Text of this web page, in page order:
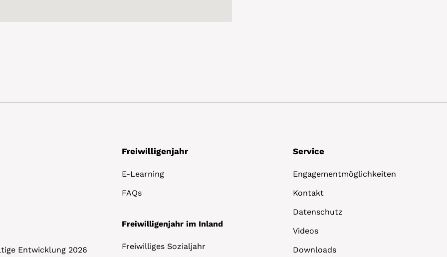
Entwicklung 2026
Freiwilligenjahr
E-Learning
FAQs
Freiwilligenjahr im Inland
Freiwilliges Sozialjahr
Service
Engagementmöglichkeiten
Kontakt
Datenschutz
Videos
Downloads